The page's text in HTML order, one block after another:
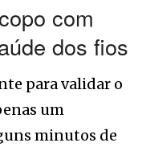
com
dos fios
para validar o
um
minutos de